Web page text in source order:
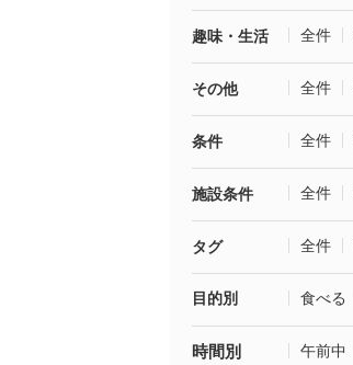
趣味・生活 全件
その他 全件
条件 全件
施設条件 全件
タグ 全件
目的別 食べる
時間別 午前中